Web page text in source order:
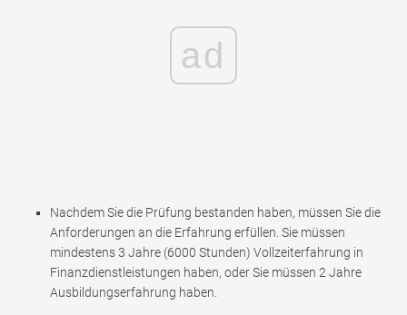
ad
Nachdem Sie die Prüfung bestanden haben, müssen Sie die
Anforderungen an die Erfahrung erfüllen. Sie müssen
mindestens 3 Jahre (6000 Stunden) Vollzeiterfahrung in
Finanzdienstleistungen haben, oder Sie müssen 2 Jahre
Ausbildungserfahrung haben.